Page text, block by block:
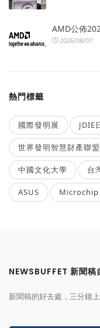
AMD公佈
2026/08/07
熱門標籤
國際發明展 JDIE
世界發明智慧財產聯
中國文化大學 台
ASUS Microchip
NEWSBUFFET 新聞稿
新聞稿的好去處，三分鐘